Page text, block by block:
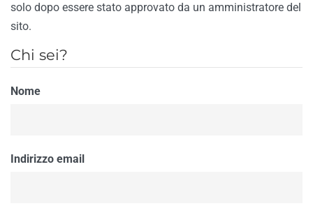
solo dopo essere stato approvato da un amministratore del
sito.
Chi sei?
Nome
Indirizzo email